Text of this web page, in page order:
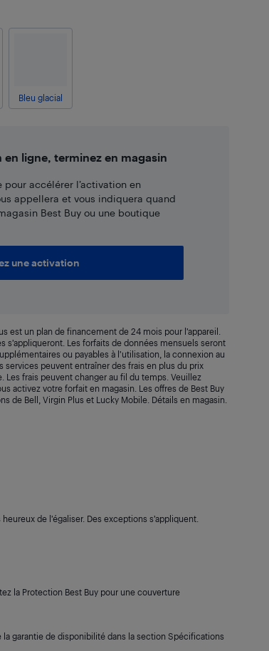
Bleu glacial
ligne, terminez en magasin
accélérer l’activation en
appellera et vous indiquera quand
Best Buy ou une boutique
une activation
est un plan de financement de 24 mois pour l’appareil.
s’appliqueront. Les forfaits de données mensuels seront
ou payables à l’utilisation, la connexion au
services peuvent entraîner des frais en plus du prix
frais peuvent changer au fil du temps. Veuillez
activez votre forfait en magasin. Les offres de Best Buy
de Bell, Virgin Plus et Lucky Mobile. Détails en magasin.
de l’égaliser. Des exceptions s’appliquent.
la Protection Best Buy pour une couverture
garantie de disponibilité dans la section Spécifications